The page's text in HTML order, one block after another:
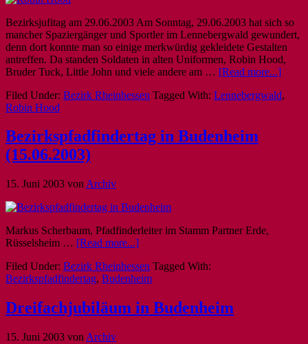
Bezirksjufitag am 29.06.2003 Am Sonntag, 29.06.2003 hat sich so
mancher Spaziergänger und Sportler im Lennebergwald gewundert,
denn dort konnte man so einige merkwürdig gekleidete Gestalten
antreffen. Da standen Soldaten in alten Uniformen, Robin Hood,
Bruder Tuck, Little John und viele andere am … [Read more...]
Filed Under: Bezirk Rheinhessen Tagged With: Lennebergwald,
Robin Hood
Bezirkspfadfindertag in Budenheim
(15.06.2003)
15. Juni 2003 von Archiv
Markus Scherbaum, Pfadfinderleiter im Stamm Partner Erde,
Rüsselsheim … [Read more...]
Filed Under: Bezirk Rheinhessen Tagged With:
Bezirkspfadfindertag, Budenheim
Dreifachjubiläum in Budenheim
15. Juni 2003 von Archiv